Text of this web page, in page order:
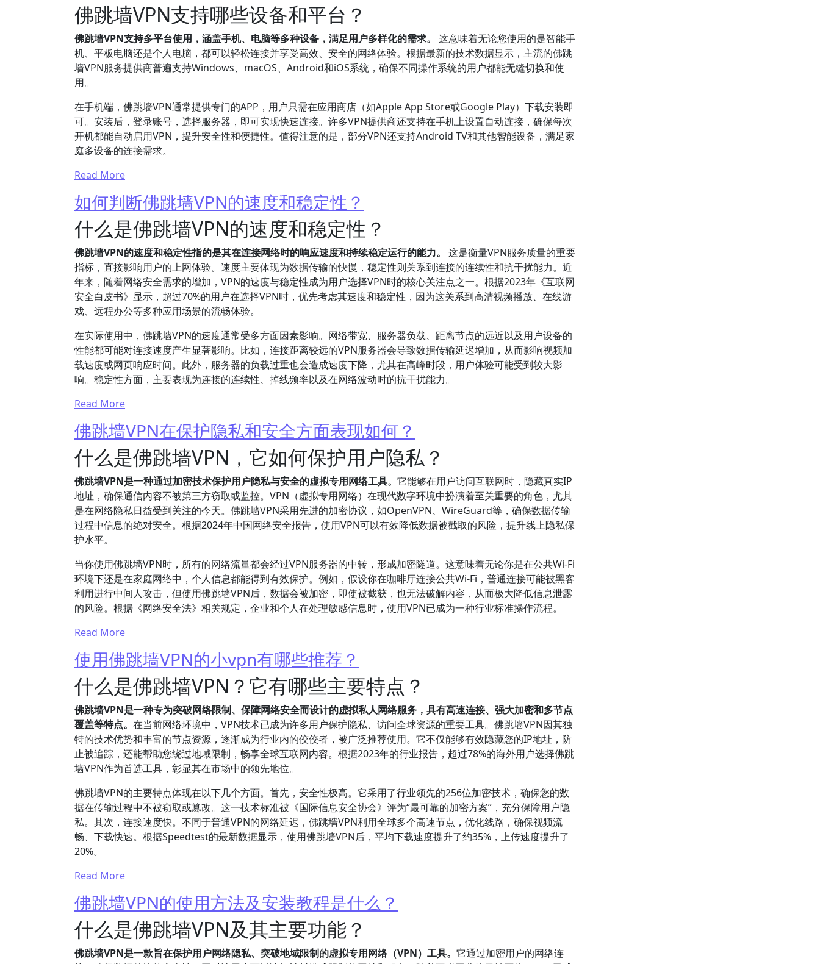
佛跳墙VPN支持哪些设备和平台？
佛跳墙VPN支持多平台使用，涵盖手机、电脑等多种设备，满足用户多样化的需求。
这意味着无论您使用的是智能手
机、平板电脑还是个人电脑，都可以轻松连接并享受高效、安全的网络体验。根据最新的技术数据显示，主流的佛跳
墙VPN服务提供商普遍支持Windows、macOS、Android和iOS系统，确保不同操作系统的用户都能无缝切换和使
用。
在手机端，佛跳墙VPN通常提供专门的APP，用户只需在应用商店（如Apple App Store或Google Play）下载安装即
可。安装后，登录账号，选择服务器，即可实现快速连接。许多VPN提供商还支持在手机上设置自动连接，确保每次
开机都能自动启用VPN，提升安全性和便捷性。值得注意的是，部分VPN还支持Android TV和其他智能设备，满足家
庭多设备的连接需求。
Read More
如何判断佛跳墙VPN的速度和稳定性？
什么是佛跳墙VPN的速度和稳定性？
佛跳墙VPN的速度和稳定性指的是其在连接网络时的响应速度和持续稳定运行的能力。
这是衡量VPN服务质量的重要
指标，直接影响用户的上网体验。速度主要体现为数据传输的快慢，稳定性则关系到连接的连续性和抗干扰能力。近
年来，随着网络安全需求的增加，VPN的速度与稳定性成为用户选择VPN时的核心关注点之一。根据2023年《互联网
安全白皮书》显示，超过70%的用户在选择VPN时，优先考虑其速度和稳定性，因为这关系到高清视频播放、在线游
戏、远程办公等多种应用场景的流畅体验。
在实际使用中，佛跳墙VPN的速度通常受多方面因素影响。网络带宽、服务器负载、距离节点的远近以及用户设备的
性能都可能对连接速度产生显著影响。比如，连接距离较远的VPN服务器会导致数据传输延迟增加，从而影响视频加
载速度或网页响应时间。此外，服务器的负载过重也会造成速度下降，尤其在高峰时段，用户体验可能受到较大影
响。稳定性方面，主要表现为连接的连续性、掉线频率以及在网络波动时的抗干扰能力。
Read More
佛跳墙VPN在保护隐私和安全方面表现如何？
什么是佛跳墙VPN，它如何保护用户隐私？
佛跳墙VPN是一种通过加密技术保护用户隐私与安全的虚拟专用网络工具。 它能够在用户访问互联网时，隐藏真实IP
地址，确保通信内容不被第三方窃取或监控。VPN（虚拟专用网络）在现代数字环境中扮演着至关重要的角色，尤其
是在网络隐私日益受到关注的今天。佛跳墙VPN采用先进的加密协议，如OpenVPN、WireGuard等，确保数据传输
过程中信息的绝对安全。根据2024年中国网络安全报告，使用VPN可以有效降低数据被截取的风险，提升线上隐私保
护水平。
当你使用佛跳墙VPN时，所有的网络流量都会经过VPN服务器的中转，形成加密隧道。这意味着无论你是在公共Wi-Fi
环境下还是在家庭网络中，个人信息都能得到有效保护。例如，假设你在咖啡厅连接公共Wi-Fi，普通连接可能被黑客
利用进行中间人攻击，但使用佛跳墙VPN后，数据会被加密，即使被截获，也无法破解内容，从而极大降低信息泄露
的风险。根据《网络安全法》相关规定，企业和个人在处理敏感信息时，使用VPN已成为一种行业标准操作流程。
Read More
使用佛跳墙VPN的小vpn有哪些推荐？
什么是佛跳墙VPN？它有哪些主要特点？
佛跳墙VPN是一种专为突破网络限制、保障网络安全而设计的虚拟私人网络服务，具有高速连接、强大加密和多节点
覆盖等特点。 在当前网络环境中，VPN技术已成为许多用户保护隐私、访问全球资源的重要工具。佛跳墙VPN因其独
特的技术优势和丰富的节点资源，逐渐成为行业内的佼佼者，被广泛推荐使用。它不仅能够有效隐藏您的IP地址，防
止被追踪，还能帮助您绕过地域限制，畅享全球互联网内容。根据2023年的行业报告，超过78%的海外用户选择佛跳
墙VPN作为首选工具，彰显其在市场中的领先地位。
佛跳墙VPN的主要特点体现在以下几个方面。首先，安全性极高。它采用了行业领先的256位加密技术，确保您的数
据在传输过程中不被窃取或篡改。这一技术标准被《国际信息安全协会》评为“最可靠的加密方案”，充分保障用户隐
私。其次，连接速度快。不同于普通VPN的网络延迟，佛跳墙VPN利用全球多个高速节点，优化线路，确保视频流
畅、下载快速。根据Speedtest的最新数据显示，使用佛跳墙VPN后，平均下载速度提升了约35%，上传速度提升了
20%。
Read More
佛跳墙VPN的使用方法及安装教程是什么？
什么是佛跳墙VPN及其主要功能？
佛跳墙VPN是一款旨在保护用户网络隐私、突破地域限制的虚拟专用网络（VPN）工具。 它通过加密用户的网络连